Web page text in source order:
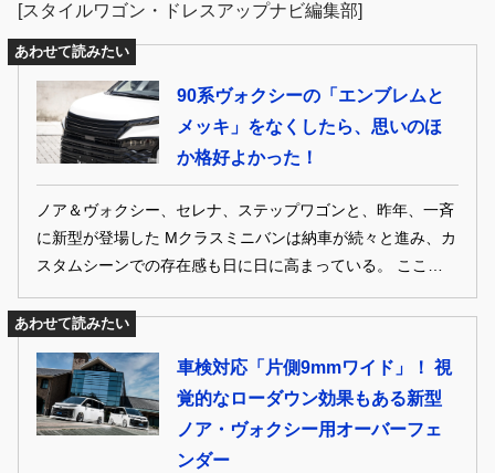
[スタイルワゴン・ドレスアップナビ編集部]
あわせて読みたい
90系ヴォクシーの「エンブレムと
メッキ」をなくしたら、思いのほ
か格好よかった！
ノア＆ヴォクシー、セレナ、ステップワゴンと、昨年、一斉
に新型が登場した Mクラスミニバンは納車が続々と進み、カ
スタムシーンでの存在感も日に日に高まっている。 ここでは
90系ノア＆ヴォクシーを中心に、ボディキットから専用アイ
テムなど、 気になる最旬トピックをお届け。愛車のカスタム
の参考に、ぜひ！
あわせて読みたい
車検対応「片側9mmワイド」！ 視
覚的なローダウン効果もある新型
ノア・ヴォクシー用オーバーフェ
ンダー